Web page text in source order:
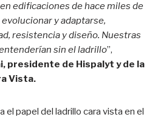
edificaciones de hace miles de
y adaptarse,
resistencia y diseño. Nuestras
sin el ladrillo”,
presidente de Hispalyt y de la
Vista.
el papel del ladrillo cara vista en el